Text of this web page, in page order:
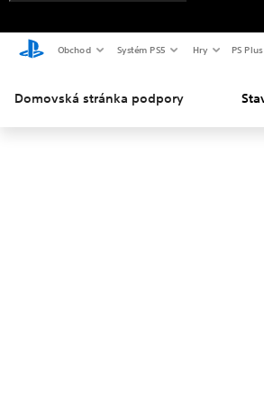
Obchod Systém PS5 Hry PS Plus
Domovská stránka podpory